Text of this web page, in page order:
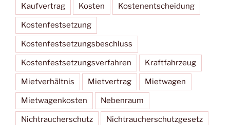
Kaufvertrag Kosten Kostenentscheidung
Kostenfestsetzung
Kostenfestsetzungsbeschluss
Kostenfestsetzungsverfahren Kraftfahrzeug
Mietverhältnis Mietvertrag Mietwagen
Mietwagenkosten Nebenraum
Nichtraucherschutz Nichtraucherschutzgesetz